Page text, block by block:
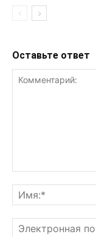
Оставьте ответ